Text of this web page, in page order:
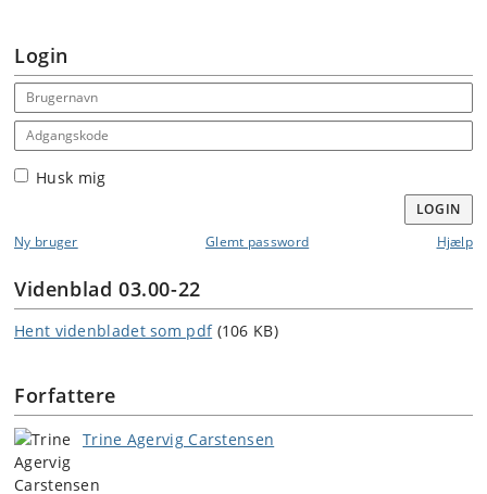
Login
Email address
Adgangskode
Husk mig
LOGIN
Ny bruger
Glemt password Hjælp
Videnblad 03.00-22
Hent videnbladet som pdf (106 KB)
Forfattere
Trine Agervig Carstensen